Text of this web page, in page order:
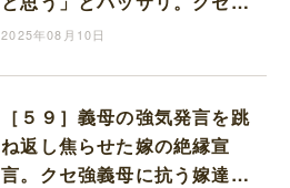
義母に抗う嫁達｜岡田ももえ
2025年08月10日
［５９］義母の強気発言を跳
ね返し焦らせた嫁の絶縁宣
言。クセ強義母に抗う嫁達｜